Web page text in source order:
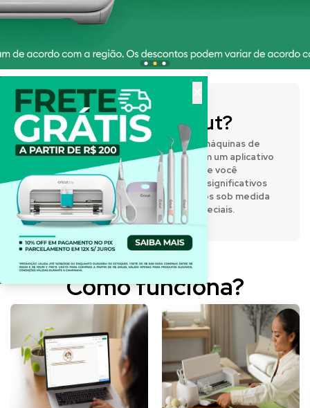
O que é a Cricut?
A Cricut® fabrica prensas térmicas e máquinas de
corte inteligentes que funcionam com um aplicativo
de design fácil de usar, permitindo que você
expresse sua criatividade e crie itens significativos
e personalizados. Desenvolva projetos sob medida
para o dia a dia e para momentos especiais.
Como funciona?